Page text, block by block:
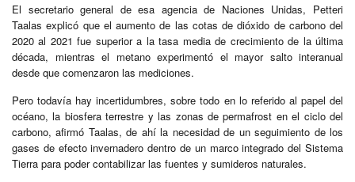
El secretario general de esa agencia de Naciones Unidas, Petteri
Taalas explicó que el aumento de las cotas de dióxido de carbono del
2020 al 2021 fue superior a la tasa media de crecimiento de la última
década, mientras el metano experimentó el mayor salto interanual
desde que comenzaron las mediciones.
Pero todavía hay incertidumbres, sobre todo en lo referido al papel del
océano, la biosfera terrestre y las zonas de permafrost en el ciclo del
carbono, afirmó Taalas, de ahí la necesidad de un seguimiento de los
gases de efecto invernadero dentro de un marco integrado del Sistema
Tierra para poder contabilizar las fuentes y sumideros naturales.